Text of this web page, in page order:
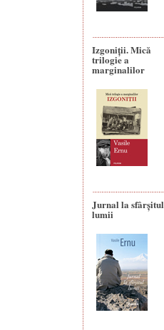
Izgoniții. Mică
trilogie a
marginalilor
Jurnal la sfârșitul
lumii